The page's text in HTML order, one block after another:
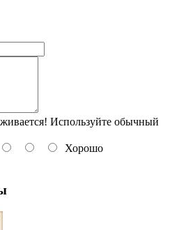
Используйте обычный
Хорошо